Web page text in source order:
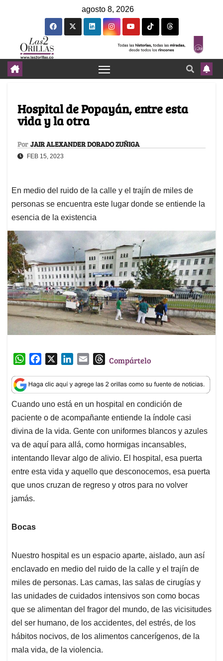
agosto 8, 2026
Hospital de Popayán, entre esta
vida y la otra
Por JAIR ALEXANDER DORADO ZUÑIGA
FEB 15, 2023
En medio del ruido de la calle y el trajín de miles de
personas se encuentra este lugar donde se entiende la
esencia de la existencia
W
a
t
s
A
p
p
c
e
b
o
o
k
n
k
e
d
I
n
a
i
l
T
r
e
a
d
s
Compártelo
Cuando uno está en un hospital en condición de
paciente o de acompañante entiende la índole casi
divina de la vida. Gente con uniformes blancos y azules
va de aquí para allá, como hormigas incansables,
intentando llevar algo de alivio. El hospital, esa puerta
entre esta vida y aquello que desconocemos, esa puerta
que unos cruzan de regreso y otros para no volver
jamás.
Bocas
Nuestro hospital es un espacio aparte, aislado, aun así
enclavado en medio del ruido de la calle y el trajín de
miles de personas. Las camas, las salas de cirugías y
las unidades de cuidados intensivos son como bocas
que se alimentan del fragor del mundo, de las vicisitudes
del ser humano, de los accidentes, del estrés, de los
hábitos nocivos, de los alimentos cancerígenos, de la
mala vida, de la violencia.